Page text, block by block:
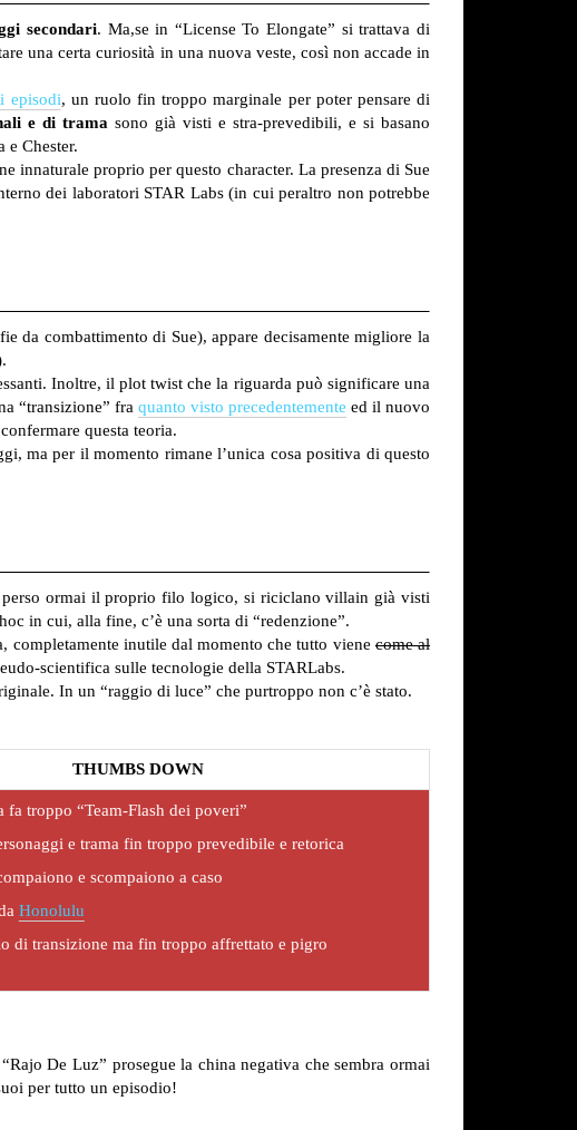
secondari. Ma,se in “License To Elongate” si trattava di
una certa curiosità in una nuova veste, così non accade in
episodi, un ruolo fin troppo marginale per poter pensare di
e di trama sono già visti e stra-prevedibili, e si basano
e Chester.
innaturale proprio per questo character. La presenza di Sue
dei laboratori STAR Labs (in cui peraltro non potrebbe
da combattimento di Sue), appare decisamente migliore la
Inoltre, il plot twist che la riguarda può significare una
“transizione” fra quanto visto precedentemente ed il nuovo
questa teoria.
ma per il momento rimane l’unica cosa positiva di questo
perso ormai il proprio filo logico, si riciclano villain già visti
in cui, alla fine, c’è una sorta di “redenzione”.
completamente inutile dal momento che tutto vienecome al
scientifica sulle tecnologie della STARLabs.
In un “raggio di luce” che purtroppo non c’è stato.
THUMBS DOWN
fa troppo “Team-Flash dei poveri”
e trama fin troppo prevedibile e retorica
e scompaiono a caso
Honolulu
di transizione ma fin troppo affrettato e pigro
De Luz” prosegue la china negativa che sembra ormai
per tutto un episodio!